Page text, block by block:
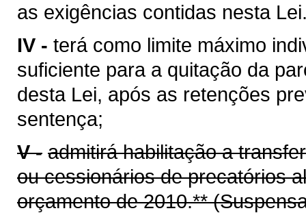
as exigências contidas nesta
IV - terá como limite máximo
suficiente para a quitação da
desta Lei, após as retenções
sentença;
V - admitirá habilitação a
ou cessionários de precatórios
orçamento de 2010.**